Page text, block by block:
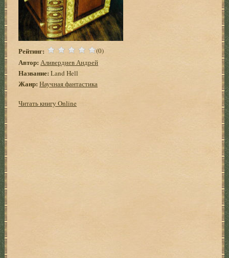
Рейтинг: (0)
Автор: Аливердиев Андрей
Название: Land Hell
Жанр: Научная фантастика
Читать книгу Online